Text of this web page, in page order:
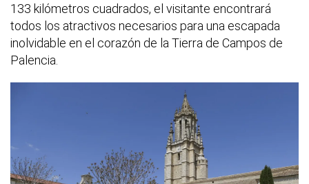
133 kilómetros cuadrados, el visitante encontrará
todos los atractivos necesarios para una escapada
inolvidable en el corazón de la Tierra de Campos de
Palencia.